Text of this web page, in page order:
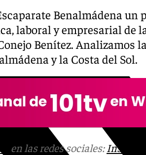
Benalmádena un
laboral y empresarial de
Conejo Benítez. Analizamos
y la Costa del Sol.
en las redes sociales: